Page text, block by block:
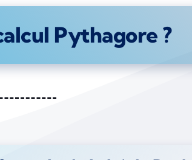
Pythagore ?